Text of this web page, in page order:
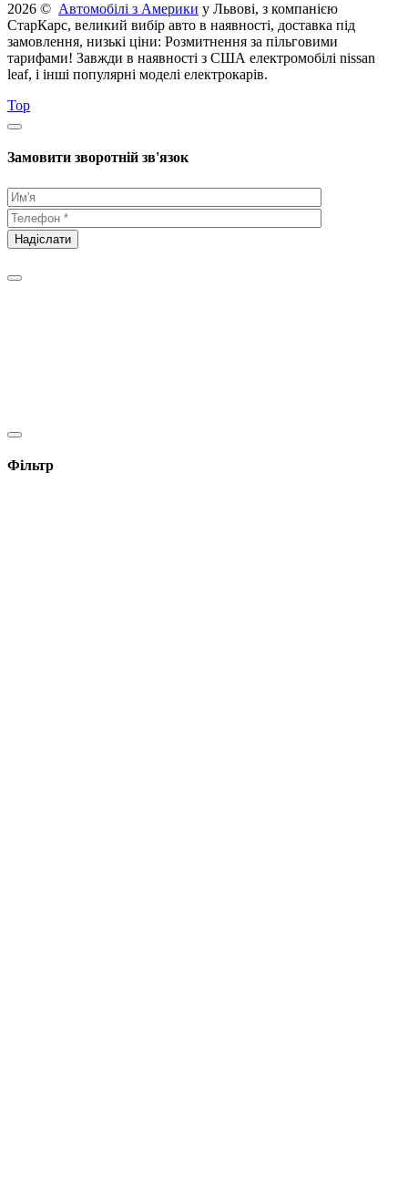
2026 © Автомобілі з Америки у Львові, з компанією
СтарКарс, великий вибір авто в наявності, доставка під
замовлення, низькі ціни: Розмитнення за пільговими
тарифами! Завжди в наявності з США електромобілі nissan
leaf, і інші популярні моделі електрокарів.
Top
Замовити зворотній зв'язок
Фільтр